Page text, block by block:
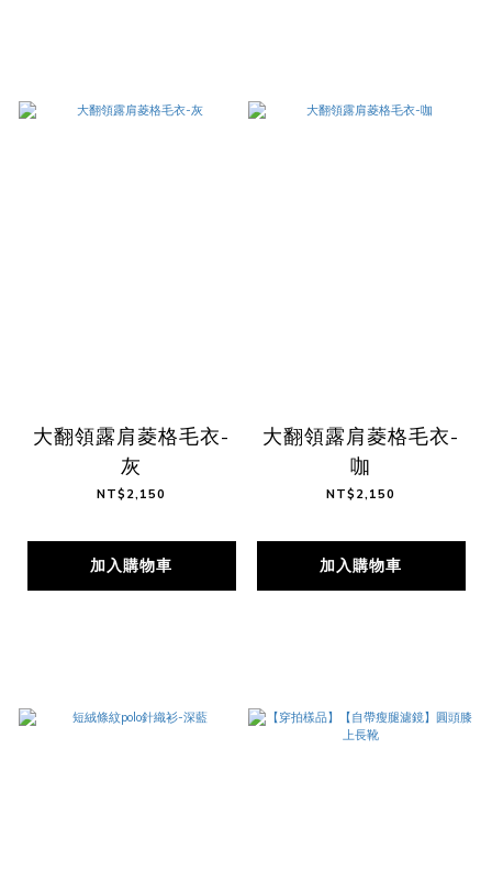
大翻領露肩菱格毛衣-
灰
NT$2,150
加入購物車
大翻領露肩菱格毛衣-
咖
NT$2,150
加入購物車